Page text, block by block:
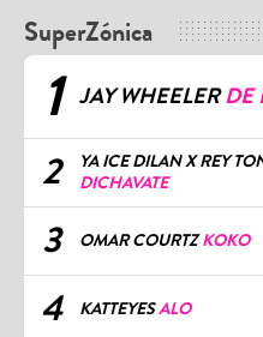
SuperZónica
1 JAY WHEELERDE
2
YA ICE DILAN X REY
DICHAVATE
3 OMAR COURTZKOKO
4 KATTEYESALO